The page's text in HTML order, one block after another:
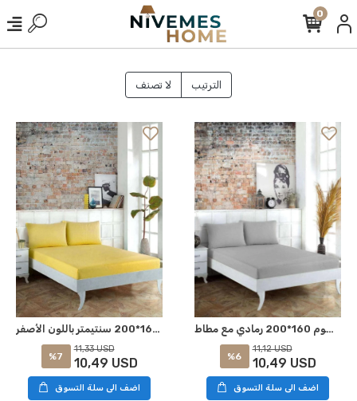
0
لا تصنف الترتيب
غطاء السرير الناعم بأربطة 160*200 سنتيمتر باللون الأصفر
%7
11,33 USD
10,49 USD
اضف الى سلة التسوق
غطاء سرير نيفمشوم 160*200 رمادي مع مطاط.
%6
11,12 USD
10,49 USD
اضف الى سلة التسوق